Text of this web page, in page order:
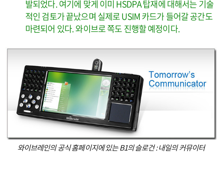
발되었다. 여기에 맞게 이미 HSDPA 탑재에 대해서는 기술
적인 검토가 끝났으며 실제로 USIM 카드가 들어갈 공간도
마련되어 있다. 와이브로 쪽도 진행할 예정이다.
와이브레인의 공식 홈페이지에 있는 B1의 슬로건 : 내일의 커뮤이터